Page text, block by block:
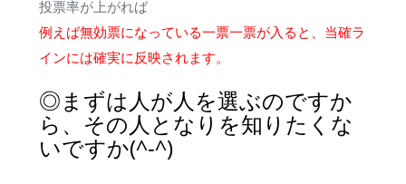
投票率が上がれば
例えば無効票になっている一票一票が入ると、当確ラ
インには確実に反映されます。
◎まずは人が人を選ぶのですか
ら、その人となりを知りたくな
いですか(^-^)